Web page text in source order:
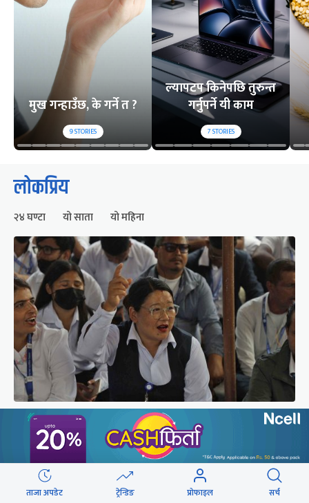
मुख गन्हाउँछ, के गर्ने त ?
9STORIES
ल्यापटप किनेपछि तुरुन्त
गर्नुपर्ने यी काम
7STORIES
लोकप्रिय
२४ घण्टा यो साता यो महिना
सीटीईभीटीको कार्यालयमा करार र ज्यालादारी
कर्मचारीको घेराउ (तस्वीरहरू)
ताजा अपडेट ट्रेन्डिङ प्रोफाइल सर्च